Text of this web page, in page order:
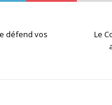
défend vos
Le